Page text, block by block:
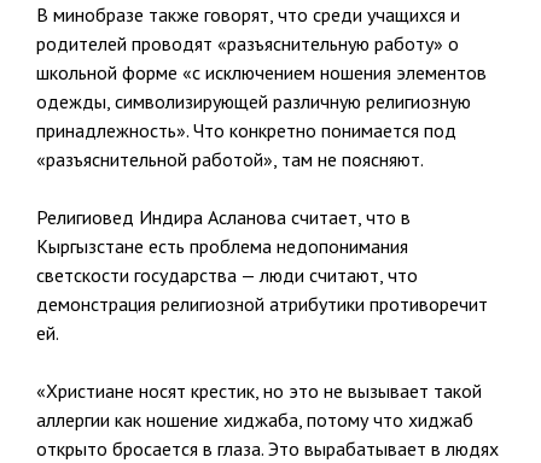
В минобразе также говорят, что среди учащихся и
родителей проводят «разъяснительную работу» о
школьной форме «с исключением ношения элементов
одежды, символизирующей различную религиозную
принадлежность». Что конкретно понимается под
«разъяснительной работой», там не поясняют.
Религиовед Индира Асланова считает, что в
Кыргызстане есть проблема недопонимания
светскости государства — люди считают, что
демонстрация религиозной атрибутики противоречит
ей.
«Христиане носят крестик, но это не вызывает такой
аллергии как ношение хиджаба, потому что хиджаб
открыто бросается в глаза. Это вырабатывает в людях